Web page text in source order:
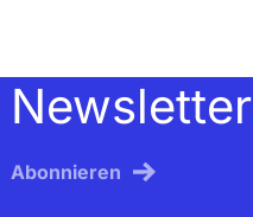
Newsletter
Abonnieren